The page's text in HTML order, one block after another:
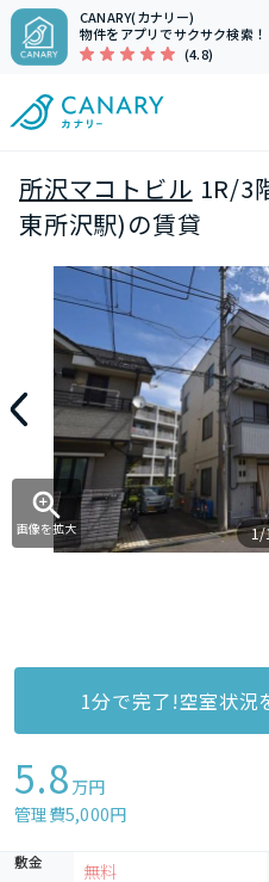
CANARY(カナリー)
物件をアプリでサクサク検索！
(4.8)
所沢マコトビル 1R/3
東所沢駅)の賃貸
画像を拡大 1/
1分で完了!空室状況
5.8 万円
管理費5,000円
敷金 無料